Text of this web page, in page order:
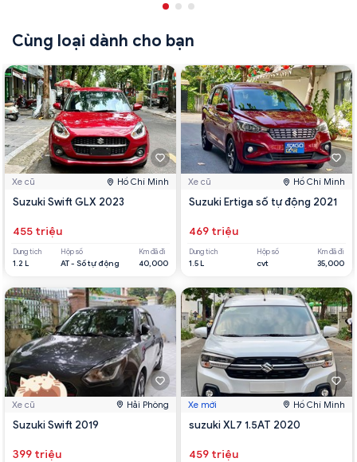
Cùng loại dành cho bạn
Xe cũ Hồ Chí Minh
Suzuki Swift GLX 2023
455 triệu
Dung tích
1.2 L
Hộp số
AT - Số tự động
Km đã đi
40,000
Xe cũ Hải Phòng
Suzuki Swift 2019
399 triệu
Xe cũ Hồ Chí Minh
Suzuki Ertiga số tự động 2021
469 triệu
Dung tích
1.5 L
Hộp số
cvt
Km đã đi
35,000
Xe mới Hồ Chí Minh
suzuki XL7 1.5AT 2020
459 triệu